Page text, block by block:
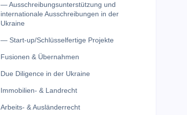
— Ausschreibungsunterstützung und
internationale Ausschreibungen in der
Ukraine
— Start-up/Schlüsselfertige Projekte
Fusionen & Übernahmen
Due Diligence in der Ukraine
Immobilien- & Landrecht
Arbeits- & Ausländerrecht